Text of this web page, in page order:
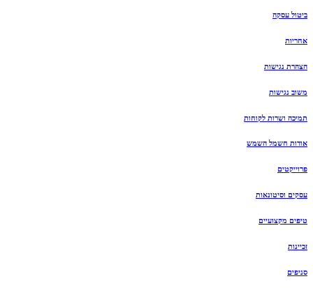
ביטול עסקה
אחריות
הצהרת נגישות
משוב נגישות
תמיכה ושרות לקוחות
אודות חשמל השמש
פרוייקטים
עסקים וסיטונאות
טיפים מקצועיים
זכיינות
סניפים